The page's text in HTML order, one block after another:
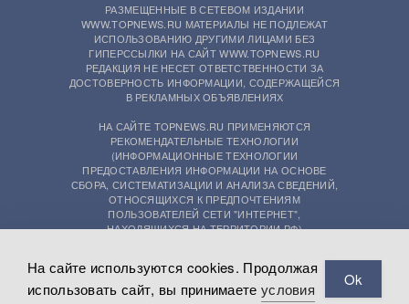
РАЗМЕЩЕННЫЕ В СЕТЕВОМ ИЗДАНИИ
WWW.TOPNEWS.RU МАТЕРИАЛЫ НЕ ПОДЛЕЖАТ
ИСПОЛЬЗОВАНИЮ ДРУГИМИ ЛИЦАМИ БЕЗ
ГИПЕРССЫЛКИ НА САЙТ WWW.TOPNEWS.RU
РЕДАКЦИЯ НЕ НЕСЕТ ОТВЕТСТВЕННОСТИ ЗА
ДОСТОВЕРНОСТЬ ИНФОРМАЦИИ, СОДЕРЖАЩЕЙСЯ
В РЕКЛАМНЫХ ОБЪЯВЛЕНИЯХ
НА САЙТЕ TOPNEWS.RU ПРИМЕНЯЮТСЯ
РЕКОМЕНДАТЕЛЬНЫЕ ТЕХНОЛОГИИ
(ИНФОРМАЦИОННЫЕ ТЕХНОЛОГИИ
ПРЕДОСТАВЛЕНИЯ ИНФОРМАЦИИ НА ОСНОВЕ
СБОРА, СИСТЕМАТИЗАЦИИ И АНАЛИЗА СВЕДЕНИЙ,
ОТНОСЯЩИХСЯ К ПРЕДПОЧТЕНИЯМ
ПОЛЬЗОВАТЕЛЕЙ СЕТИ "ИНТЕРНЕТ",
НАХОДЯЩИХСЯ НА ТЕРРИТОРИИ РФ)
На сайте используются cookies. Продолжая
использовать сайт, вы принимаете условия
Ok